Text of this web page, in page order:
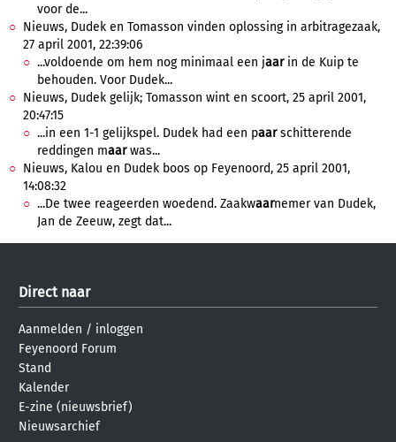
voor de...
Nieuws, Dudek en Tomasson vinden oplossing in arbitragezaak,
27 april 2001, 22:39:06
...voldoende om hem nog minimaal een jaarin de Kuip te
behouden. Voor Dudek...
Nieuws, Dudek gelijk; Tomasson wint en scoort, 25 april 2001,
20:47:15
...in een 1-1 gelijkspel. Dudek had een paarschitterende
reddingen maarwas...
Nieuws, Kalou en Dudek boos op Feyenoord, 25 april 2001,
14:08:32
...De twee reageerden woedend. Zaakwaarnemer van Dudek,
Jan de Zeeuw, zegt dat...
Direct naar
Aanmelden / inloggen
Feyenoord Forum
Stand
Kalender
E-zine (nieuwsbrief)
Nieuwsarchief